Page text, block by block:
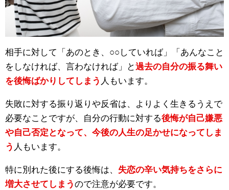
相手に対して「あのとき、○○していれば」「あんなこと
をしなければ、言わなければ」と過去の自分の振る舞い
を後悔ばかりしてしまう 人もいます。
失敗に対する振り返りや反省は、よりよく生きるうえで
必要なことですが、自分の行動に対する後悔が自己嫌悪
や自己否定となって、今後の人生の足かせになってしま
う 人もいます。
特に別れた後にする後悔は、 失恋の辛い気持ちをさらに
増大させてしまうので注意が必要です。